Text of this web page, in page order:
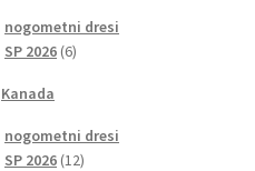
nogometni dresi
SP 2026 66
Kanada
nogometni dresi
SP 2026 1212